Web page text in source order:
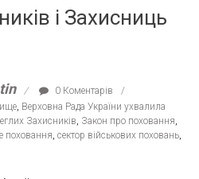
і Захисниць
0 Коментарів
, Верховна Рада України ухвалила
Захисників Закон про поховання
поховання сектор військових поховань,